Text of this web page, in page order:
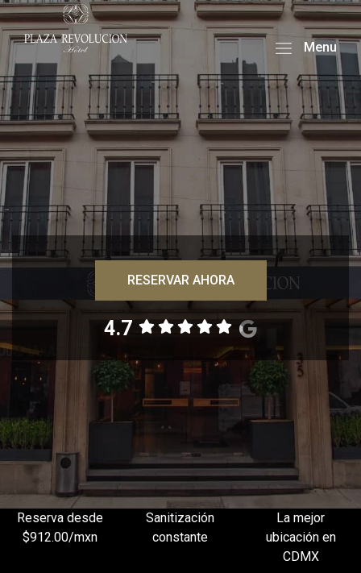
Menu
RESERVAR AHORA
4.7
Reserva desde
$912.00/mxn
Sanitización
constante
La mejor
ubicación en
CDMX